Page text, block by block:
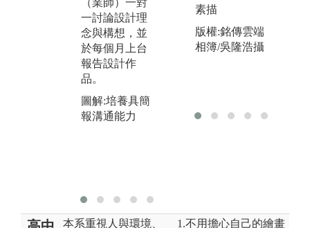
一討論設計理
念與構想，並
於每個月上台
報告設計作
品。
圖解:培養具簡
報溝通能力
養景觀人建立
本土與國際之
環境倫理觀。
圖解:重視田野
素描
版權:銘傳雲端
相簿/吳隆浩攝
本系重視人與環境、 1.不用擔心自己的繪畫